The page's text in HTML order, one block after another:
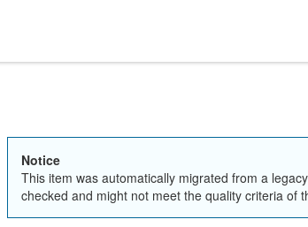
Notice
This item was automatically migrated from a
checked and might not meet the quality criteria of